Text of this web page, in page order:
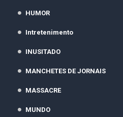
HUMOR
Intretenimento
INUSITADO
MANCHETES DE JORNAIS
MASSACRE
MUNDO